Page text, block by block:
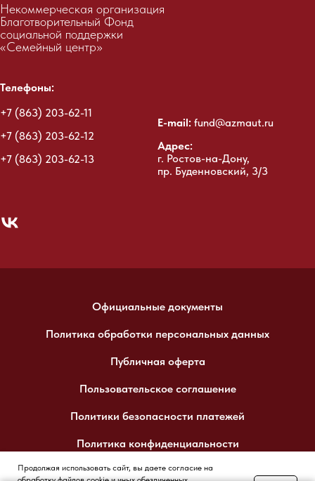
Продолжая использовать сайт, вы даете согласие на
Некоммерческая организация
Благотворительный Фонд
социальной поддержки
«Семейный центр»
Телефоны:
+7 (863) 203-62-11
+7 (863) 203-62-12
+7 (863) 203-62-13
E-mail: fund@azmaut.ru
Адрес:
г. Ростов-на-Дону,
пр. Буденновский, 3/3
Официальные документы
Политика обработки персональных данных
Публичная оферта
Пользовательское соглашение
Политики безопасности платежей
Политика конфиденциальности